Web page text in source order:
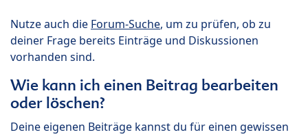
Nutze auch die Forum-Suche, um zu prüfen, ob zu
deiner Frage bereits Einträge und Diskussionen
vorhanden sind.
Wie kann ich einen Beitrag bearbeiten
oder löschen?
Deine eigenen Beiträge kannst du für einen gewissen